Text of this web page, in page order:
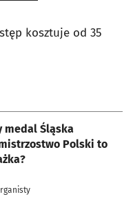
kosztuje od 35
medal Śląska
Polski to